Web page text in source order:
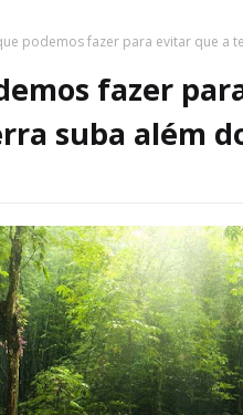
podemos fazer para evitar que a
fazer
suba além